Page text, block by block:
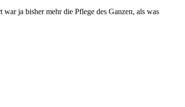
ja bisher mehr die Pflege des Ganzen, als was